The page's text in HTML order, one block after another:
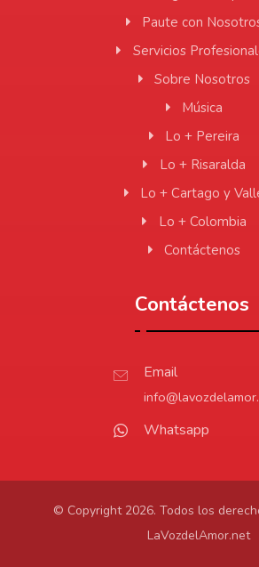
Paute con
Servicios
Sobre Nosotros
Música
Lo + Pereira
Lo + Risaralda
Lo + Cartago y
Lo + Colombia
Contáctenos
Contáctenos
Email
Whatsapp
© Copyright 2026. Todos los
LaVozdelAmor.net